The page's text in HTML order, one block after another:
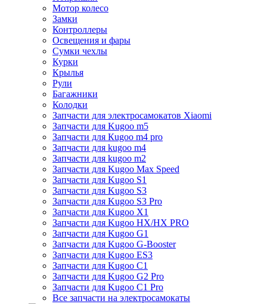
Мотор колесо
Замки
Контроллеры
Освещения и фары
Сумки чехлы
Курки
Крылья
Рули
Багажники
Колодки
Запчасти для электросамокатов Xiaomi
Запчасти для Kugoo m5
Запчасти для Кugoo m4 pro
Запчасти для kugoo m4
Запчасти для kugoo m2
Запчасти для Kugoo Max Speed
Запчасти для Kugoo S1
Запчасти для Kugoo S3
Запчасти для Kugoo S3 Pro
Запчасти для Kugoo X1
Запчасти для Kugoo HX/HX PRO
Запчасти для Kugoo G1
Запчасти для Kugoo G-Booster
Запчасти для Kugoo ES3
Запчасти для Kugoo C1
Запчасти для Kugoo G2 Pro
Запчасти для Kugoo C1 Pro
Все запчасти на электросамокаты